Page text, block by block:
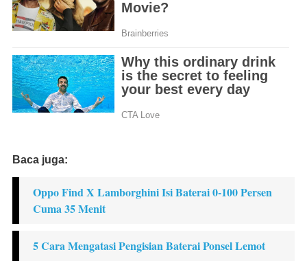
Baca juga:
Oppo Find X Lamborghini Isi Baterai 0-100 Persen
Cuma 35 Menit
5 Cara Mengatasi Pengisian Baterai Ponsel Lemot